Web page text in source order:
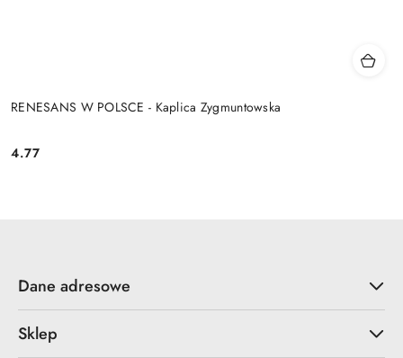
RENESANS W POLSCE - Kaplica Zygmuntowska
Cena:
4.77
Dane adresowe
Sklep